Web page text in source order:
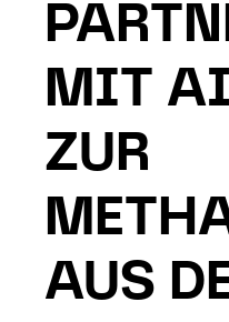
MIT
ZUR
AUS